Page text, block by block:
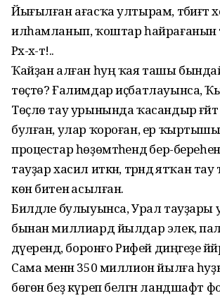
Йығылған ағасҡа ултырам, тәбиғәт
илһамланып, ҡоштар
Рәх-хә-әт!..
Ҡайҙан алған һуң ҡая ташы
төҫтө? Ғалимдар иҫбатлауынса,
Төҫлө тау урынында ҡасандыр ғәйәт
булған, улар ҡороған, ер ҡыртышы
процестар һөҙөмтәһендә бер-
тауҙар хасил иткән, тәрәндә ятҡан
көн битенә асылған.
Билдәле булыуынса, Урал
бынан миллиард йылдар элек,
дәүерендә, боронғо Рифей диңгеҙе
Сама менән 350 миллион йылға
бөгөн беҙ күреп белгән ландшафт